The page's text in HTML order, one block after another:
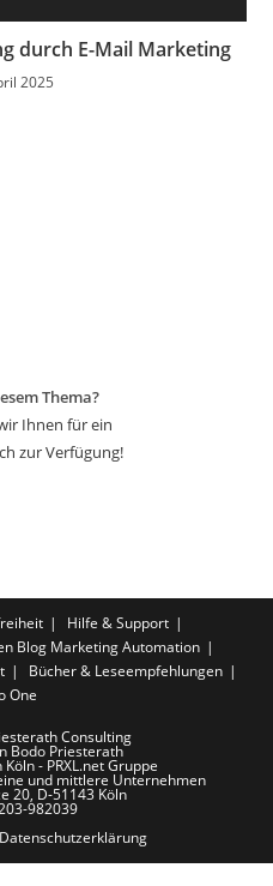
durch E-Mail Marketing
2025
Thema?
Ihnen für ein
zur Verfügung!
Hilfe & Support
Blog Marketing Automation
Bücher & Leseempfehlungen
One
Consulting
Bodo Priesterath
- PRXL.net Gruppe
und mittlere Unternehmen
20, D-51143 Köln
982039
Datenschutzerklärung